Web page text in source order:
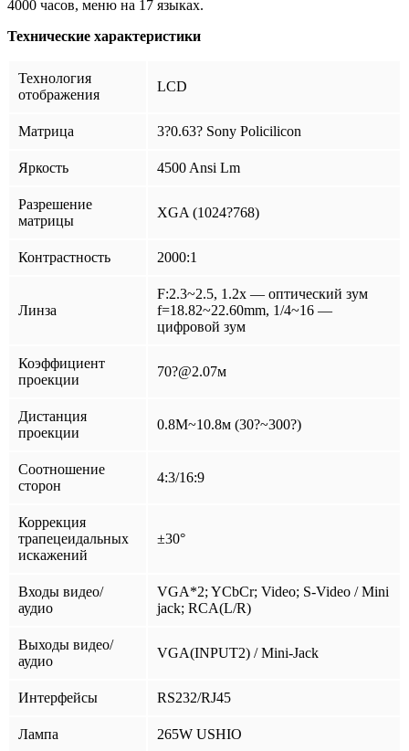
4000 часов, меню на 17 языках.
Технические характеристики
Технология
отображения
LCD
Матрица 3?0.63? Sony Policilicon
Яркость 4500 Ansi Lm
Разрешение
матрицы
XGA (1024?768)
Контрастность 2000:1
Линза
F:2.3~2.5, 1.2x — оптический зум
f=18.82~22.60mm, 1/4~16 —
цифровой зум
Коэффициент
проекции
70?@2.07м
Дистанция
проекции
0.8M~10.8м (30?~300?)
Соотношение
сторон
4:3/16:9
Коррекция
трапецеидальных
искажений
±30°
Входы видео/
аудио
VGA*2; YCbCr; Video; S-Video / Mini
jack; RCA(L/R)
Выходы видео/
аудио
VGA(INPUT2) / Mini-Jack
Интерфейсы RS232/RJ45
Лампа 265W USHIO